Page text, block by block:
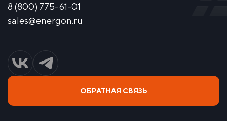
8 (800) 775-61-01
sales@energon.ru
ОБРАТНАЯ СВЯЗЬ